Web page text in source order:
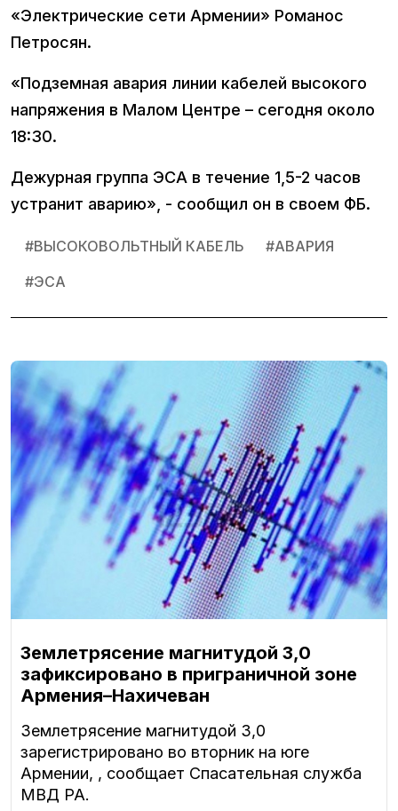
«Электрические сети Армении» Романос
Петросян.
«Подземная авария линии кабелей высокого
напряжения в Малом Центре – сегодня около
18:30.
Дежурная группа ЭСА в течение 1,5-2 часов
устранит аварию», - сообщил он в своем ФБ.
#ВЫСОКОВОЛЬТНЫЙ КАБЕЛЬ #АВАРИЯ
#ЭСА
Землетрясение магнитудой 3,0
зафиксировано в приграничной зоне
Армения–Нахичеван
Землетрясение магнитудой 3,0
зарегистрировано во вторник на юге
Армении, , сообщает Спасательная служба
МВД РА.